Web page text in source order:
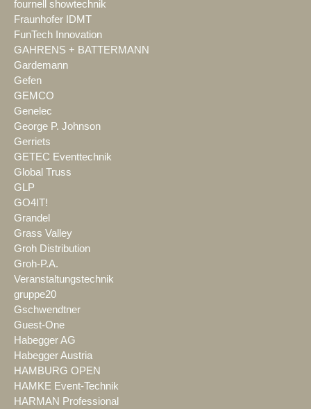
fournell showtechnik
Fraunhofer IDMT
FunTech Innovation
GAHRENS + BATTERMANN
Gardemann
Gefen
GEMCO
Genelec
George P. Johnson
Gerriets
GETEC Eventtechnik
Global Truss
GLP
GO4IT!
Grandel
Grass Valley
Groh Distribution
Groh-P.A.
Veranstaltungstechnik
gruppe20
Gschwendtner
Guest-One
Habegger AG
Habegger Austria
HAMBURG OPEN
HAMKE Event-Technik
HARMAN Professional